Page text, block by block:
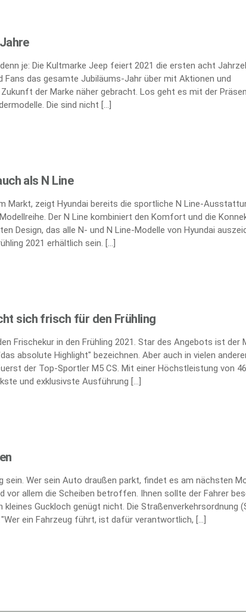
je: Die Kultmarke Jeep feiert 2021 die ersten acht
Fans das gesamte Jubiläums-Jahr über mit Aktionen und
der Marke näher gebracht. Los geht es mit der
Die sind nicht […]
als N Line
Markt, zeigt Hyundai bereits die sportliche N Line-
Der N Line kombiniert den Komfort und die
Design, das alle N- und N Line-Modelle von Hyundai
2021 erhältlich sein. […]
sich frisch für den Frühling
Frischekur in den Frühling 2021. Star des Angebots ist der
absolute Highlight" bezeichnen. Aber auch in vielen
der Top-Sportler M5 CS. Mit einer Höchstleistung von
und exklusivste Ausführung […]
sein. Wer sein Auto draußen parkt, findet es am nächsten
vor allem die Scheiben betroffen. Ihnen sollte der Fahrer
Guckloch genügt nicht. Die Straßenverkehrsordnung
ein Fahrzeug führt, ist dafür verantwortlich, […]